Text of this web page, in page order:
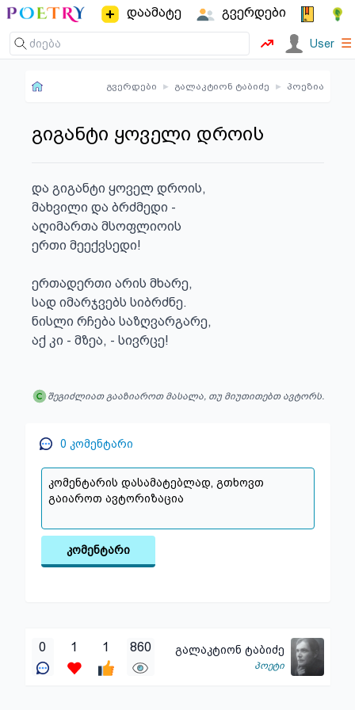
დაამატე გვერდები
User ☰
გვერდები ▸ გალაკტიონ ტაბიძე ▸ პოეზია
გიგანტი ყოველი დროის
და გიგანტი ყოველ დროის,
მახვილი და ბრძმედი -
აღიმართა მსოფლიოის
ერთი მეექვსედი!
ერთადერთი არის მხარე,
სად იმარჯვებს სიბრძნე.
ნისლი რჩება საზღვარგარე,
აქ კი - მზეა, - სივრცე!
შეგიძლიათ გააზიაროთ მასალა, თუ მიუთითებთ ავტორს.
0 კომენტარი
კომენტარი
0 1 1 860 გალაკტიონ ტაბიძე
პოეტი